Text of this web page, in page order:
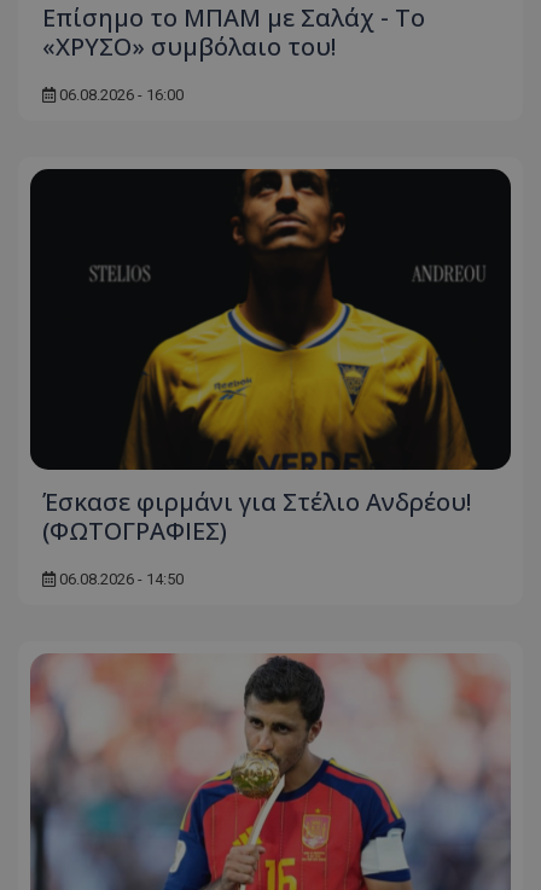
Επίσημο το ΜΠΑΜ με Σαλάχ - Το
«ΧΡΥΣΟ» συμβόλαιο του!
06.08.2026 - 16:00
Έσκασε φιρμάνι για Στέλιο Ανδρέου!
(ΦΩΤΟΓΡΑΦΙΕΣ)
06.08.2026 - 14:50